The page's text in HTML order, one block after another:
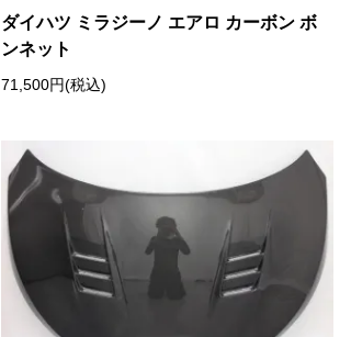
ダイハツ ミラジーノ エアロ カーボン ボ
ンネット
71,500円(税込)